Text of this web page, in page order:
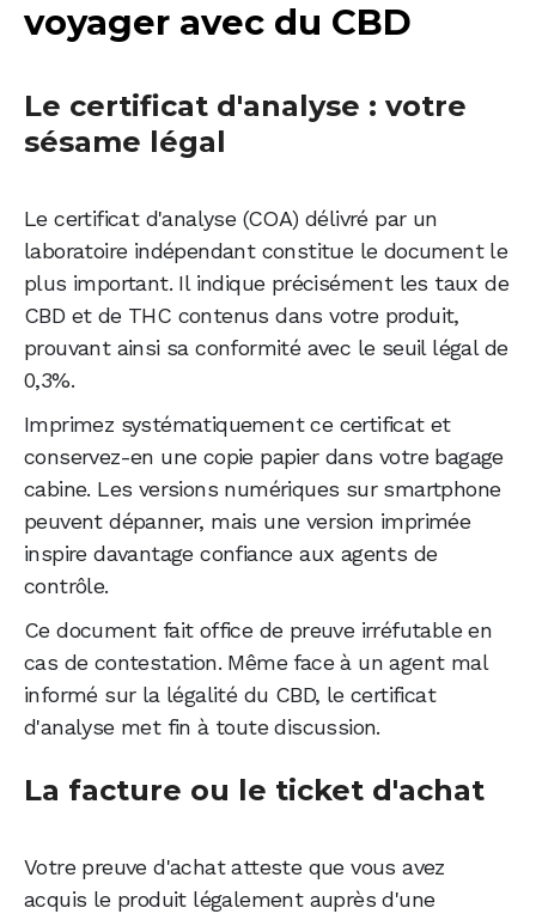
voyager avec du CBD
Le certificat d'analyse : votre
sésame légal
Le certificat d'analyse (COA) délivré par un
laboratoire indépendant constitue le document le
plus important. Il indique précisément les taux de
CBD et de THC contenus dans votre produit,
prouvant ainsi sa conformité avec le seuil légal de
0,3%.
Imprimez systématiquement ce certificat et
conservez-en une copie papier dans votre bagage
cabine. Les versions numériques sur smartphone
peuvent dépanner, mais une version imprimée
inspire davantage confiance aux agents de
contrôle.
Ce document fait office de preuve irréfutable en
cas de contestation. Même face à un agent mal
informé sur la légalité du CBD, le certificat
d'analyse met fin à toute discussion.
La facture ou le ticket d'achat
Votre preuve d'achat atteste que vous avez
acquis le produit légalement auprès d'une